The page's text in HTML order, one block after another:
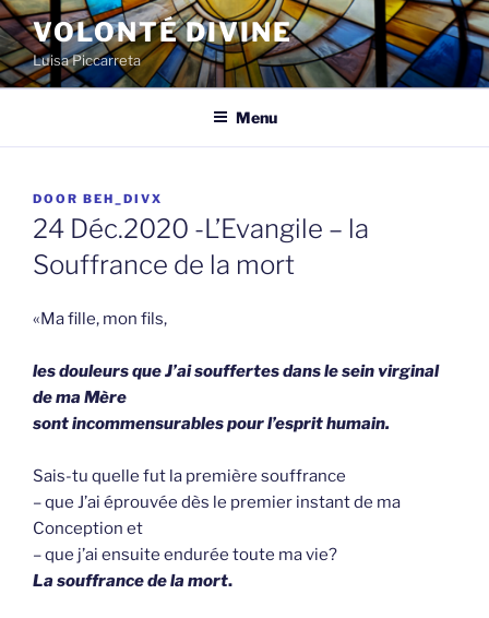
Spring
naar
de
inhoud
VOLONTÉ DIVINE
Luisa Piccarreta
Menu
GEPLAATST
OP
DOOR BEH_DIVX
24 Déc.2020 -L’Evangile – la
Souffrance de la mort
«Ma fille, mon fils,
les douleurs que J’ai souffertes dans le sein virginal
de ma Mère
sont incommensurables pour l’esprit humain.
Sais-tu quelle fut la première souffrance
– que J’ai éprouvée dès le premier instant de ma
Conception et
– que j’ai ensuite endurée toute ma vie?
La souffrance de la mort.